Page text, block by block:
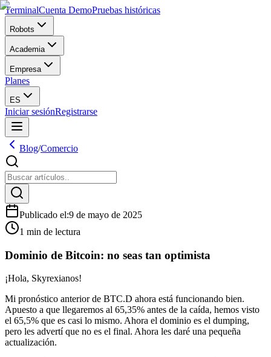
TerminalCuenta DemoPruebas históricas
Robots
Academia
Empresa
Planes
ES
Iniciar sesiónRegistrarse
Blog/Comercio
Publicado el:9 de mayo de 2025
1 min de lectura
Dominio de Bitcoin: no seas tan optimista
¡Hola, Skyrexianos!
Mi pronóstico anterior de BTC.D ahora está funcionando bien.
Apuesto a que llegaremos al 65,35% antes de la caída, hemos visto
el 65,5% que es casi lo mismo. Ahora el dominio es el dumping,
pero les advertí que no es el final. Ahora les daré una pequeña
actualización.